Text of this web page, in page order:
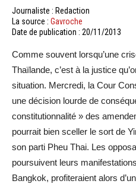
Journaliste : Redaction
La source : Gavroche
Date de publication : 20/11/2013
Comme souvent lorsqu’une
Thaïlande, c’est à la justice
situation. Mercredi, la Cour
une décision lourde de
constitutionnalité » des
pourrait bien sceller le sort de
son parti Pheu Thai. Les
poursuivent leurs
Bangkok, profiteraient alors